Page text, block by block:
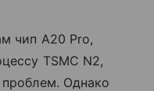
чип A20 Pro,
TSMC N2,
проблем. Однако